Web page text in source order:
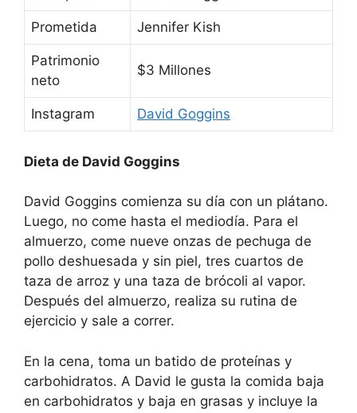
Prometida Jennifer Kish
Patrimonio
neto
$3 Millones
Instagram David Goggins
Dieta de David Goggins
David Goggins comienza su día con un plátano.
Luego, no come hasta el mediodía. Para el
almuerzo, come nueve onzas de pechuga de
pollo deshuesada y sin piel, tres cuartos de
taza de arroz y una taza de brócoli al vapor.
Después del almuerzo, realiza su rutina de
ejercicio y sale a correr.
En la cena, toma un batido de proteínas y
carbohidratos. A David le gusta la comida baja
en carbohidratos y baja en grasas y incluye la